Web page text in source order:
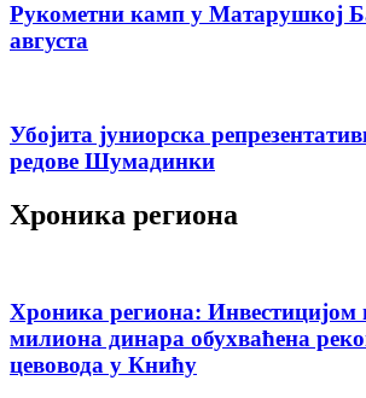
Рукометни камп у Матарушкој
августа
Убојита јуниорска
редове Шумадинки
Хроника региона
Хроника региона: Инвестицијом
милиона динара обухваћена
цевовода у Книћу